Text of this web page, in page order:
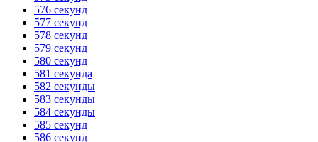
576 секунд
577 секунд
578 секунд
579 секунд
580 секунд
581 секунда
582 секунды
583 секунды
584 секунды
585 секунд
586 секунд